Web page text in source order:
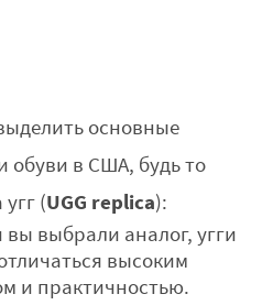
основные
обуви в США, будь то
(UGG replica):
выбрали аналог, угги
высоким
и практичностью.